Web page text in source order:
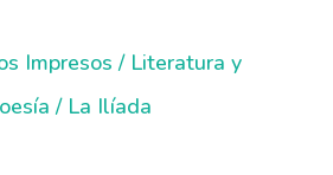
Impresos / Literatura y
/ La Ilíada